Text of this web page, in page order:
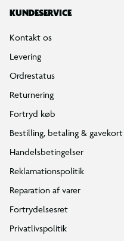
KUNDESERVICE
Kontakt os
Levering
Ordrestatus
Returnering
Fortryd køb
Bestilling, betaling & gavekort
Handelsbetingelser
Reklamationspolitik
Reparation af varer
Fortrydelsesret
Privatlivspolitik